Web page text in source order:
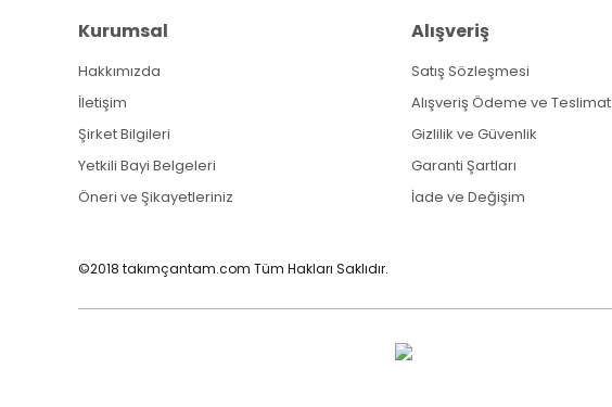
Kurumsal
Hakkımızda
İletişim
Şirket Bilgileri
Yetkili Bayi Belgeleri
Öneri ve Şikayetleriniz
Alışveriş
Satış Sözleşmesi
Alışveriş Ödeme ve Teslimat
Gizlilik ve Güvenlik
Garanti Şartları
İade ve Değişim
©2018 takımçantam.com Tüm Hakları Saklıdır.